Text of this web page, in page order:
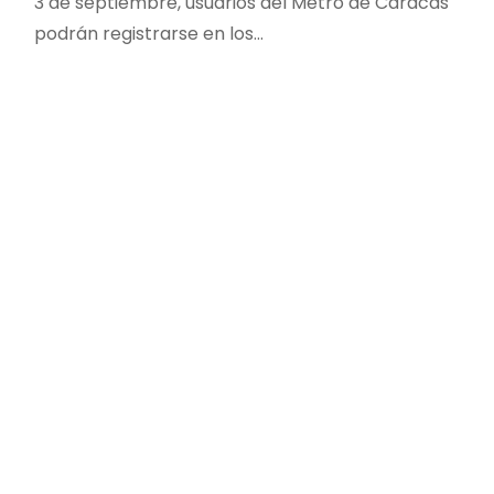
podrán registrarse en los…